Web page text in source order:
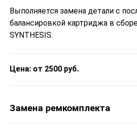
Выполняется замена детали с
балансировкой картриджа в
SYNTHESIS.
Цена: от 2500 руб.
Замена ремкомплекта